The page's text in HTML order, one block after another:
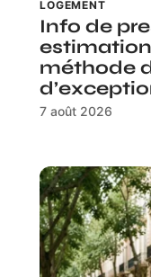
LOGEMENT
Info de
méthode
7 août 2026